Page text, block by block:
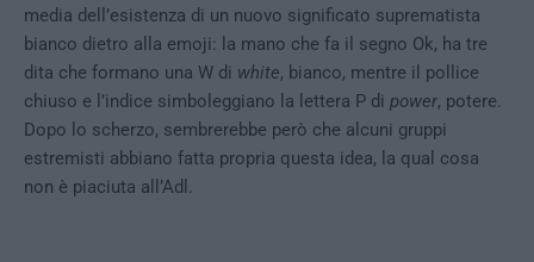
media dell’esistenza di un nuovo significato suprematista
bianco dietro alla emoji: la mano che fa il segno Ok, ha tre
dita che formano una W di white, bianco, mentre il pollice
chiuso e l’indice simboleggiano la lettera P di power, potere.
Dopo lo scherzo, sembrerebbe però che alcuni gruppi
estremisti abbiano fatta propria questa idea, la qual cosa
non è piaciuta all’Adl.